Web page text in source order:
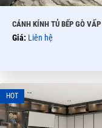
CÁNH KÍNH TỦ BẾP GÒ VẤP
Giá: Liên hệ